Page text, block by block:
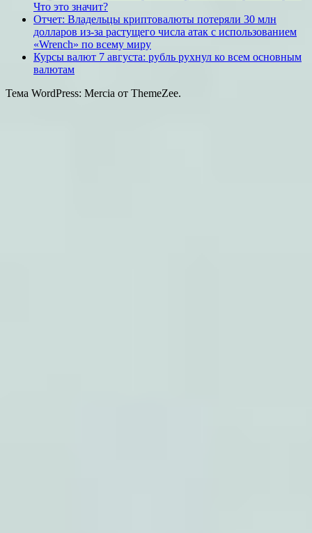
Что это значит?
Отчет: Владельцы криптовалюты потеряли 30 млн
долларов из-за растущего числа атак с использованием
«Wrench» по всему миру
Курсы валют 7 августа: рубль рухнул ко всем основным
валютам
Тема WordPress: Mercia от ThemeZee.